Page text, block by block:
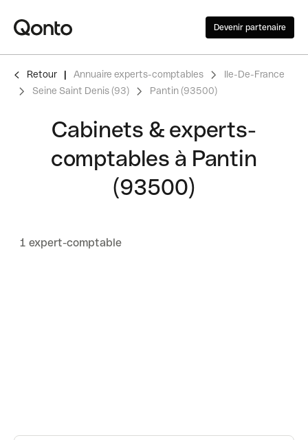
Devenir partenaire
Retour Annuaire experts-comptables
Ile-De-France
Seine Saint Denis (93)
Pantin (93500)
Cabinets & experts-
comptables à Pantin
(93500)
1 expert-comptable